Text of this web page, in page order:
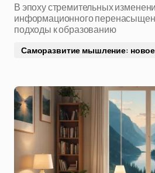
В эпоху стремительных
информационного
подходы к образованию
Саморазвитие мышление: